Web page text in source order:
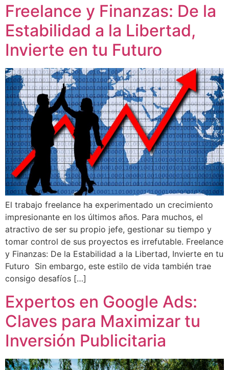
Freelance y Finanzas: De la
Estabilidad a la Libertad,
Invierte en tu Futuro
El trabajo freelance ha experimentado un crecimiento
impresionante en los últimos años. Para muchos, el
atractivo de ser su propio jefe, gestionar su tiempo y
tomar control de sus proyectos es irrefutable. Freelance
y Finanzas: De la Estabilidad a la Libertad, Invierte en tu
Futuro Sin embargo, este estilo de vida también trae
consigo desafíos […]
Expertos en Google Ads:
Claves para Maximizar tu
Inversión Publicitaria